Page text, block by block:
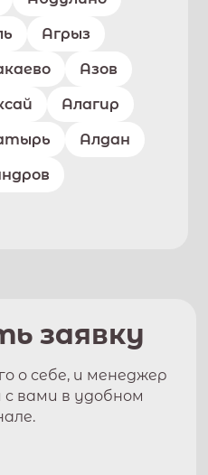
Агрыз
Азов
Алагир
Алдан
заявку
о себе, и менеджер
вами в удобном